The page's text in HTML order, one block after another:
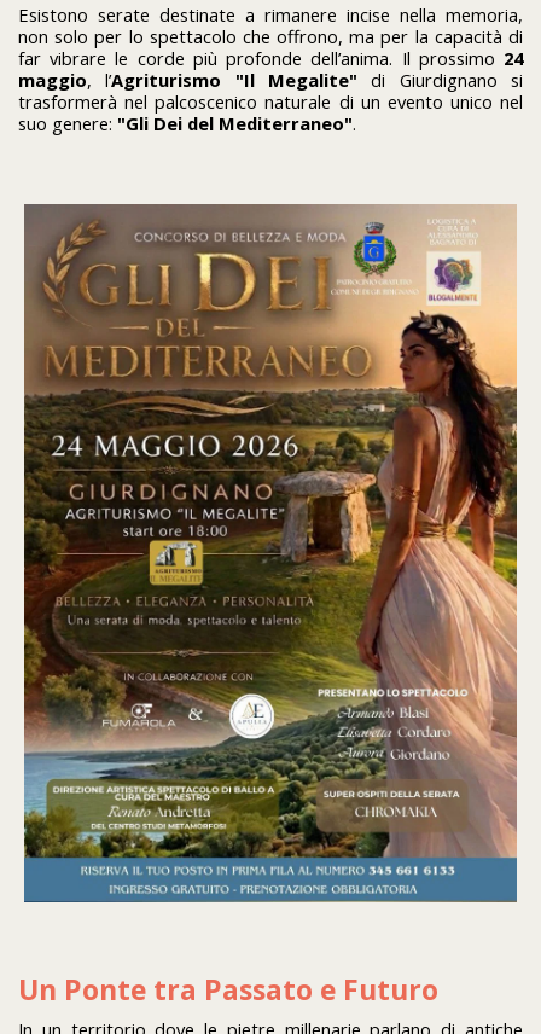
Esistono serate destinate a rimanere incise nella memoria,
non solo per lo spettacolo che offrono, ma per la capacità di
far vibrare le corde più profonde dell’anima. Il prossimo 24
maggio, l’Agriturismo "Il Megalite" di Giurdignano si
trasformerà nel palcoscenico naturale di un evento unico nel
suo genere: "Gli Dei del Mediterraneo".
Un Ponte tra Passato e Futuro
In un territorio dove le pietre millenarie parlano di antiche